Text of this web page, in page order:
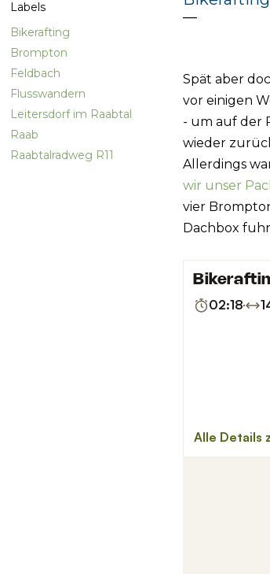
Labels
Bikerafting
Brompton
Feldbach
Flusswandern
Leitersdorf im Raabtal
Raab
Raabtalradweg R11
Spät aber
vor einigen
- um auf der
wieder
Allerdings
wir unser
vier
Dachbox